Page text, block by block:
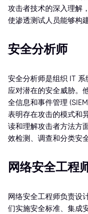
攻击者技术的深入理解
使渗透测试人员能够构
安全分析师
安全分析师是组织 IT
应对潜在的安全威胁。
全信息和事件管理
表明存在攻击的模式和
读和理解攻击者方法方
效检测、调查和分类安
网络安全工程
网络安全工程师负责设
们实施安全标准、集成